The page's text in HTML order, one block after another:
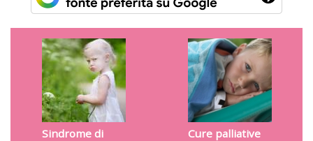
Sindrome di
Cure palliative